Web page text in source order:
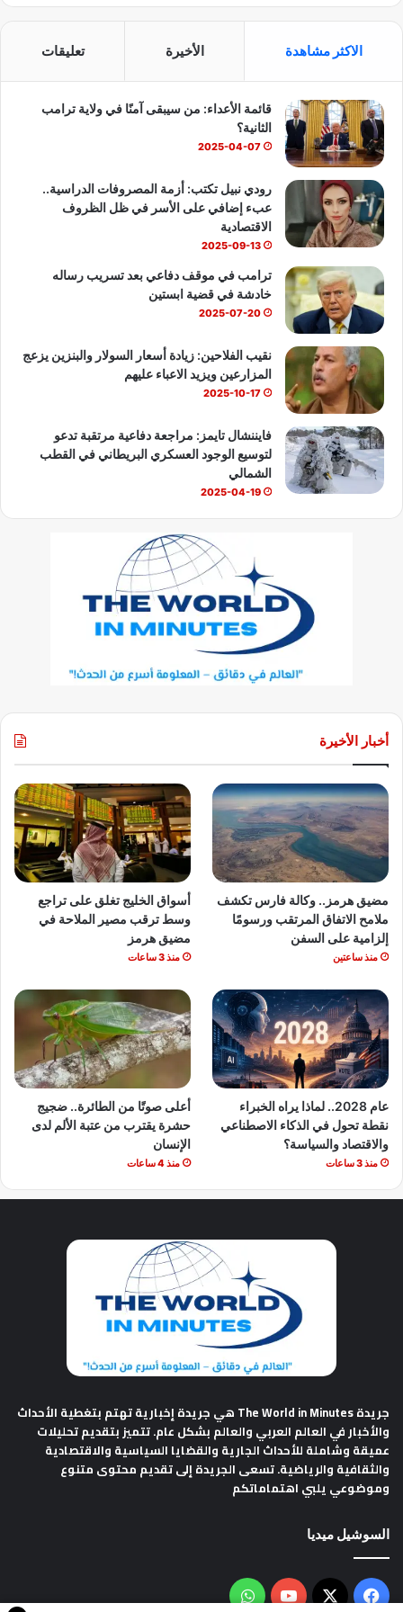
و
ك
T
u
e
ا
ب
الاكثر مشاهدة الأخيرة تعليقات
قائمة الأعداء: من سيبقى آمنًا في ولاية ترامب
الثانية؟
2025-04-07
رودي نبيل تكتب: أزمة المصروفات الدراسية..
عبء إضافي على الأسر في ظل الظروف
الاقتصادية
2025-09-13
ترامب في موقف دفاعي بعد تسريب رساله
خادشة في قضية ابستين
2025-07-20
نقيب الفلاحين: زيادة أسعار السولار والبنزين يزعج
المزارعين ويزيد الاعباء عليهم
2025-10-17
فايننشال تايمز: مراجعة دفاعية مرتقبة تدعو
لتوسيع الوجود العسكري البريطاني في القطب
الشمالي
2025-04-19
أخبار الأخيرة
مضيق هرمز.. وكالة فارس تكشف
ملامح الاتفاق المرتقب ورسومًا
إلزامية على السفن
منذ ساعتين
أسواق الخليج تغلق على تراجع
وسط ترقب مصير الملاحة في
مضيق هرمز
منذ 3 ساعات
عام 2028.. لماذا يراه الخبراء
نقطة تحول في الذكاء الاصطناعي
والاقتصاد والسياسة؟
منذ 3 ساعات
أعلى صوتًا من الطائرة.. ضجيج
حشرة يقترب من عتبة الألم لدى
الإنسان
منذ 4 ساعات
جريدة The World in Minutes
هي جريدة إخبارية تهتم بتغطية الأحداث
والأخبار في العالم العربي والعالم بشكل عام. تتميز بتقديم تحليلات
عميقة وشاملة للأحداث الجارية والقضايا السياسية والاقتصادية
والثقافية والرياضية. تسعى الجريدة إلى تقديم محتوى متنوع
وموضوعي يلبي اهتماماتكم
السوشيل ميديا
فيسبوك
‫X
‫YouTubeواتساب